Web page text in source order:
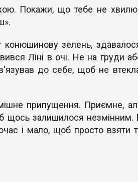
Покажи, що тебе не
конюшинову зелень,
Ліні в очі. Не на груди
до себе, щоб не
припущення. Приємне,
щось залишилося незмінним.
і мало, щоб просто взяти